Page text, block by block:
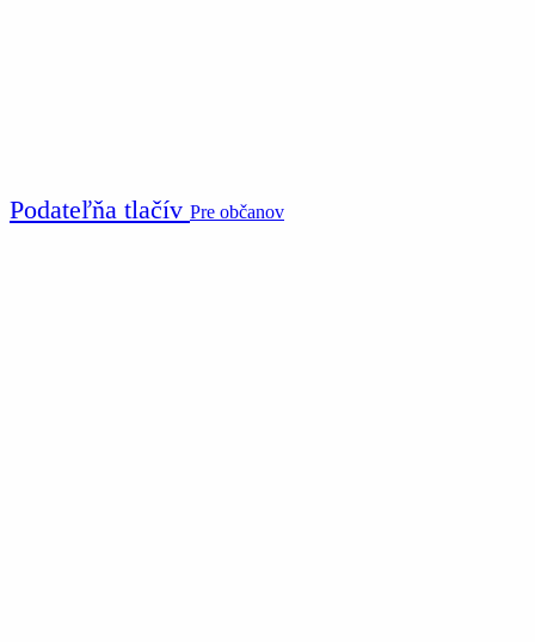
Podateľňa tlačív Pre občanov